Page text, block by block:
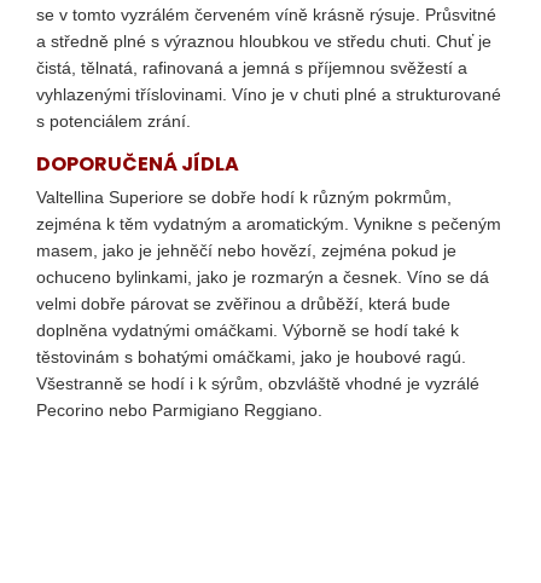
se v tomto vyzrálém červeném víně krásně rýsuje. Průsvitné
a středně plné s výraznou hloubkou ve středu chuti. Chuť je
čistá, tělnatá, rafinovaná a jemná s příjemnou svěžestí a
vyhlazenými tříslovinami. Víno je v chuti plné a strukturované
s potenciálem zrání.
DOPORUČENÁ JÍDLA
Valtellina Superiore se dobře hodí k různým pokrmům,
zejména k těm vydatným a aromatickým. Vynikne s pečeným
masem, jako je jehněčí nebo hovězí, zejména pokud je
ochuceno bylinkami, jako je rozmarýn a česnek. Víno se dá
velmi dobře párovat se zvěřinou a drůběží, která bude
doplněna vydatnými omáčkami. Výborně se hodí také k
těstovinám s bohatými omáčkami, jako je houbové ragú.
Všestranně se hodí i k sýrům, obzvláště vhodné je vyzrálé
Pecorino nebo Parmigiano Reggiano.
e
m
e
VENDEMMIA
DOCG
575
Kč